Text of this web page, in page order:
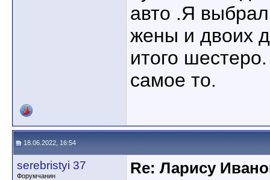
авто .Я выбрал
жены и двоих
итого
самое то.
18.06.2022, 16:54
serebristyi 37
Форумчанин
Re: Ларису